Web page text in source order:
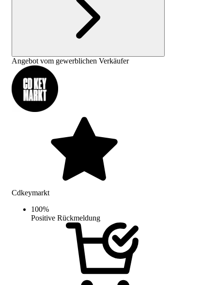
Angebot vom gewerblichen Verkäufer
Cdkeymarkt
100%
Positive Rückmeldung